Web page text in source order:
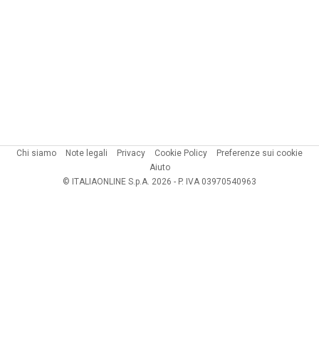
Chi siamo Note legali Privacy Cookie Policy
Preferenze sui cookie
Aiuto
© ITALIAONLINE S.p.A. 2026 - P. IVA 03970540963